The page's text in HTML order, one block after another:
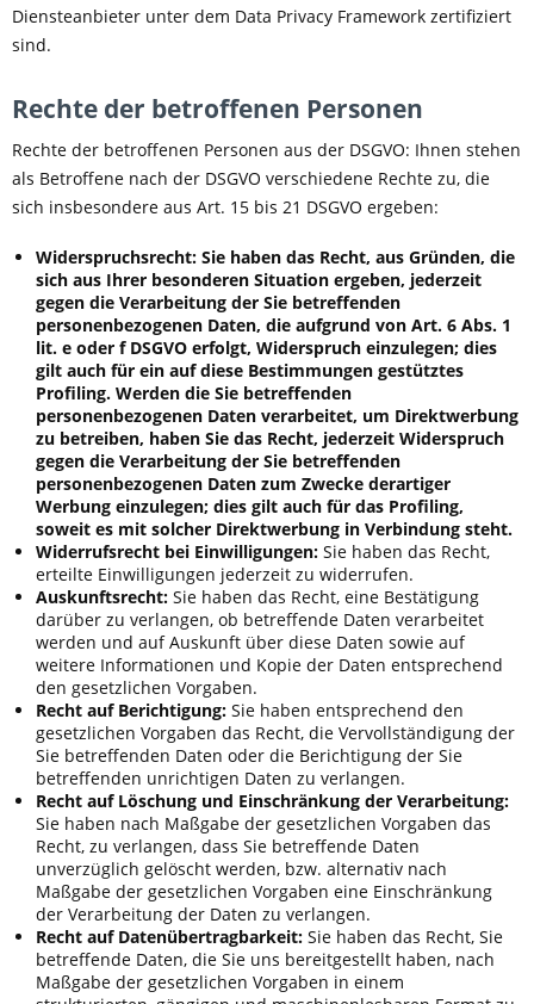
Diensteanbieter unter dem Data Privacy Framework zertifiziert
sind.
Rechte der betroffenen Personen
Rechte der betroffenen Personen aus der DSGVO: Ihnen stehen
als Betroffene nach der DSGVO verschiedene Rechte zu, die
sich insbesondere aus Art. 15 bis 21 DSGVO ergeben:
Widerspruchsrecht: Sie haben das Recht, aus Gründen, die
sich aus Ihrer besonderen Situation ergeben, jederzeit
gegen die Verarbeitung der Sie betreffenden
personenbezogenen Daten, die aufgrund von Art. 6 Abs. 1
lit. e oder f DSGVO erfolgt, Widerspruch einzulegen; dies
gilt auch für ein auf diese Bestimmungen gestütztes
Profiling. Werden die Sie betreffenden
personenbezogenen Daten verarbeitet, um Direktwerbung
zu betreiben, haben Sie das Recht, jederzeit Widerspruch
gegen die Verarbeitung der Sie betreffenden
personenbezogenen Daten zum Zwecke derartiger
Werbung einzulegen; dies gilt auch für das Profiling,
soweit es mit solcher Direktwerbung in Verbindung steht.
Widerrufsrecht bei Einwilligungen: Sie haben das Recht,
erteilte Einwilligungen jederzeit zu widerrufen.
Auskunftsrecht: Sie haben das Recht, eine Bestätigung
darüber zu verlangen, ob betreffende Daten verarbeitet
werden und auf Auskunft über diese Daten sowie auf
weitere Informationen und Kopie der Daten entsprechend
den gesetzlichen Vorgaben.
Recht auf Berichtigung: Sie haben entsprechend den
gesetzlichen Vorgaben das Recht, die Vervollständigung der
Sie betreffenden Daten oder die Berichtigung der Sie
betreffenden unrichtigen Daten zu verlangen.
Recht auf Löschung und Einschränkung der Verarbeitung:
Sie haben nach Maßgabe der gesetzlichen Vorgaben das
Recht, zu verlangen, dass Sie betreffende Daten
unverzüglich gelöscht werden, bzw. alternativ nach
Maßgabe der gesetzlichen Vorgaben eine Einschränkung
der Verarbeitung der Daten zu verlangen.
Recht auf Datenübertragbarkeit: Sie haben das Recht, Sie
betreffende Daten, die Sie uns bereitgestellt haben, nach
Maßgabe der gesetzlichen Vorgaben in einem